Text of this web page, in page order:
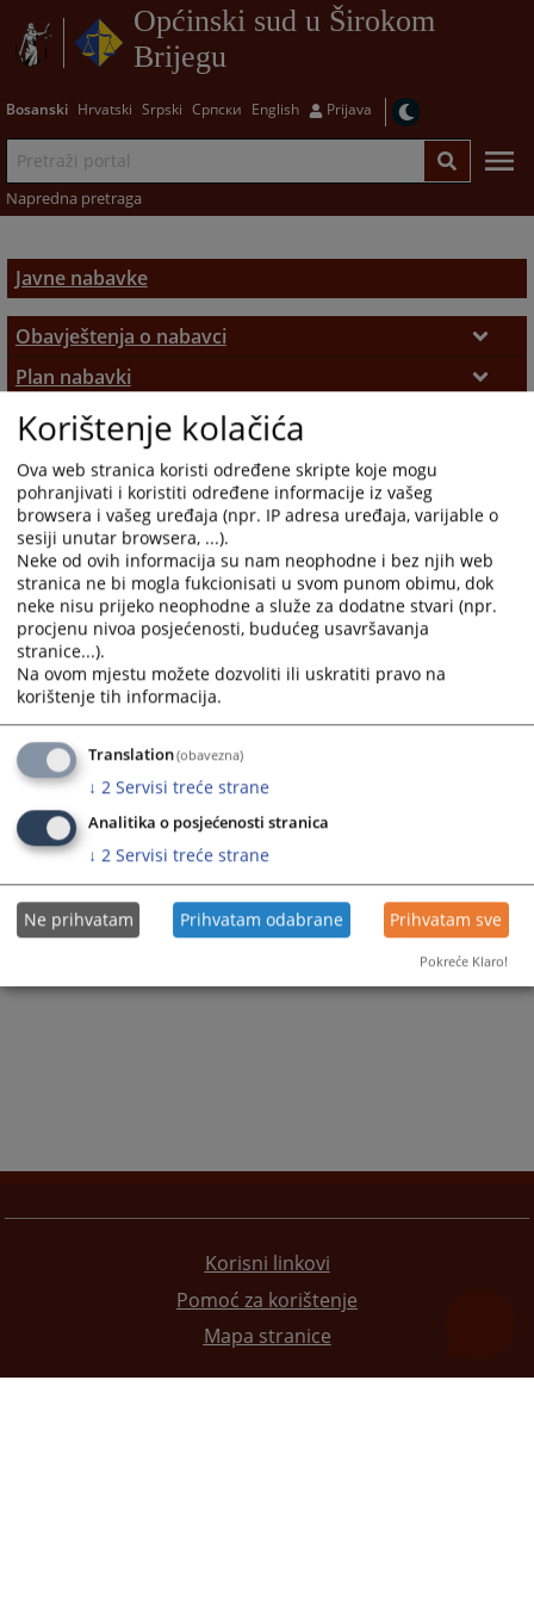
Općinski sud u Širokom
Brijegu
Bosanski Hrvatski Srpski Српски English Prijava
Napredna pretraga
Javne nabavke
Obavještenja o nabavci
Obavještenja o nabavci
Plan nabavki
Plan nabavki
Izvještaji o nabavci
Izvještaji o nabavci
Odluke
Odluke
Korisni linkovi
Pomoć za korištenje
Mapa stranice
Korištenje kolačića
Ova web stranica koristi određene skripte koje mogu
pohranjivati i koristiti određene informacije iz vašeg
browsera i vašeg uređaja (npr. IP adresa uređaja, varijable o
sesiji unutar browsera, ...).
Neke od ovih informacija su nam neophodne i bez njih web
stranica ne bi mogla fukcionisati u svom punom obimu, dok
neke nisu prijeko neophodne a služe za dodatne stvari (npr.
procjenu nivoa posjećenosti, budućeg usavršavanja
stranice...).
Na ovom mjestu možete dozvoliti ili uskratiti pravo na
korištenje tih informacija.
Translation(obavezna)
↓ 2 Servisi treće strane
Analitika o posjećenosti stranica
↓ 2 Servisi treće strane
Ne prihvatam Prihvatam odabrane Prihvatam sve
Pokreće Klaro!